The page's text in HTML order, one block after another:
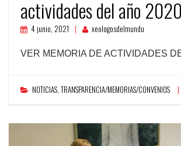
actividades del año 2020
4 junio, 2021 xeologosdelmundu
VER MEMORIA DE ACTIVIDADES
NOTICIAS, TRANSPARENCIA/MEMORIAS/CONVENIOS